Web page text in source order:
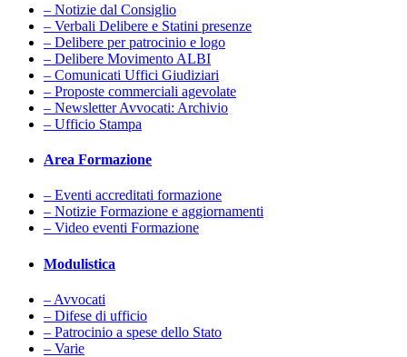
– Notizie dal Consiglio
– Verbali Delibere e Statini presenze
– Delibere per patrocinio e logo
– Delibere Movimento ALBI
– Comunicati Uffici Giudiziari
– Proposte commerciali agevolate
– Newsletter Avvocati: Archivio
– Ufficio Stampa
Area Formazione
– Eventi accreditati formazione
– Notizie Formazione e aggiornamenti
– Video eventi Formazione
Modulistica
– Avvocati
– Difese di ufficio
– Patrocinio a spese dello Stato
– Varie